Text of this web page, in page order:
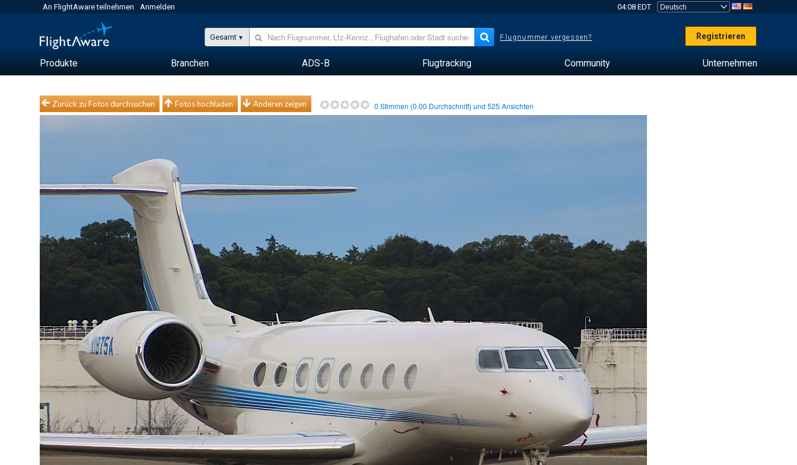
An FlightAware teilnehmen Anmelden 04:08 EDT
Gesamt Flugnummer vergessen? Registrieren
Produkte Branchen ADS-B Flugtracking Community Unternehmen
Zurück zu Fotos durchsuchen Fotos hochladen Anderen zeigen 0 Stimmen (0.00 Durchschnitt) und525 Ansichten